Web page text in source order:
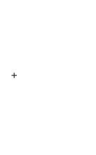
+